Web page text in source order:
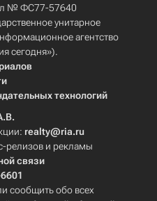
№ ФС77-57640
унитарное
агентство
сегодня»).
технологий
realty@ria.ru
релизов и рекламы
связи
сообщить обо всех